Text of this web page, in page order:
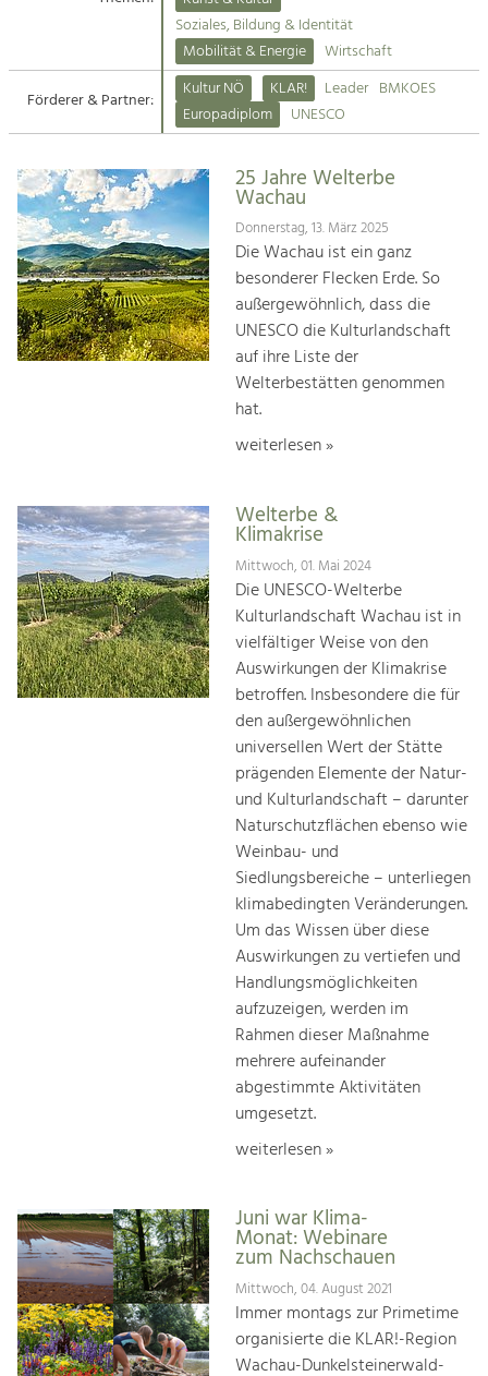
Suche
Impressum
Kontakt
Angebotsentwicklung und
Handwerk, Wissenschaft und Forschung.
Soziales, Bildung &
Identität
Gleichberechtigung, Jugend und
Integration
Mobilität & Energie
Klimawandel, öffentlicher Verkehr und
Steigerung regionaler Wertschöpfung
Soziales, Bildung & Identität
Mobilität & Energie
Wirtschaft
Förderer & Partner:
Kultur NÖ KLAR! Leader BMKOES
Europadiplom
UNESCO
25 Jahre Welterbe
Wachau
Donnerstag, 13. März 2025
Die Wachau ist ein ganz
besonderer Flecken Erde. So
außergewöhnlich, dass die
UNESCO die Kulturlandschaft
auf ihre Liste der
Welterbestätten genommen
hat.
weiterlesen »
Welterbe &
Klimakrise
Mittwoch, 01. Mai 2024
Die UNESCO-Welterbe
Kulturlandschaft Wachau ist in
vielfältiger Weise von den
Auswirkungen der Klimakrise
betroffen. Insbesondere die für
den außergewöhnlichen
universellen Wert der Stätte
prägenden Elemente der Natur-
und Kulturlandschaft – darunter
Naturschutzflächen ebenso wie
Weinbau- und
Siedlungsbereiche – unterliegen
klimabedingten Veränderungen.
Um das Wissen über diese
Auswirkungen zu vertiefen und
Handlungsmöglichkeiten
aufzuzeigen, werden im
Rahmen dieser Maßnahme
mehrere aufeinander
abgestimmte Aktivitäten
umgesetzt.
weiterlesen »
Juni war Klima-
Monat: Webinare
zum Nachschauen
Mittwoch, 04. August 2021
Immer montags zur Primetime
organisierte die KLAR!-Region
Wachau-Dunkelsteinerwald-